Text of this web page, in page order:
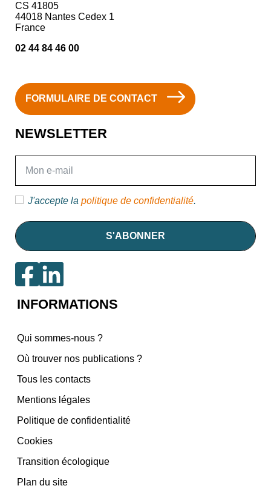
CS 41805
44018 Nantes Cedex 1
France
02 44 84 46 00
FORMULAIRE DE CONTACT
NEWSLETTER
J'accepte la politique de confidentialité.
INFORMATIONS
Qui sommes-nous ?
Où trouver nos publications ?
Tous les contacts
Mentions légales
Politique de confidentialité
Cookies
Transition écologique
Plan du site